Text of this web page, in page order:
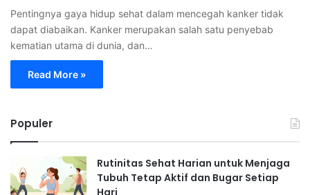
Pentingnya gaya hidup sehat dalam mencegah kanker tidak
dapat diabaikan. Kanker merupakan salah satu penyebab
kematian utama di dunia, dan…
Read More »
Populer
Rutinitas Sehat Harian untuk Menjaga
Tubuh Tetap Aktif dan Bugar Setiap